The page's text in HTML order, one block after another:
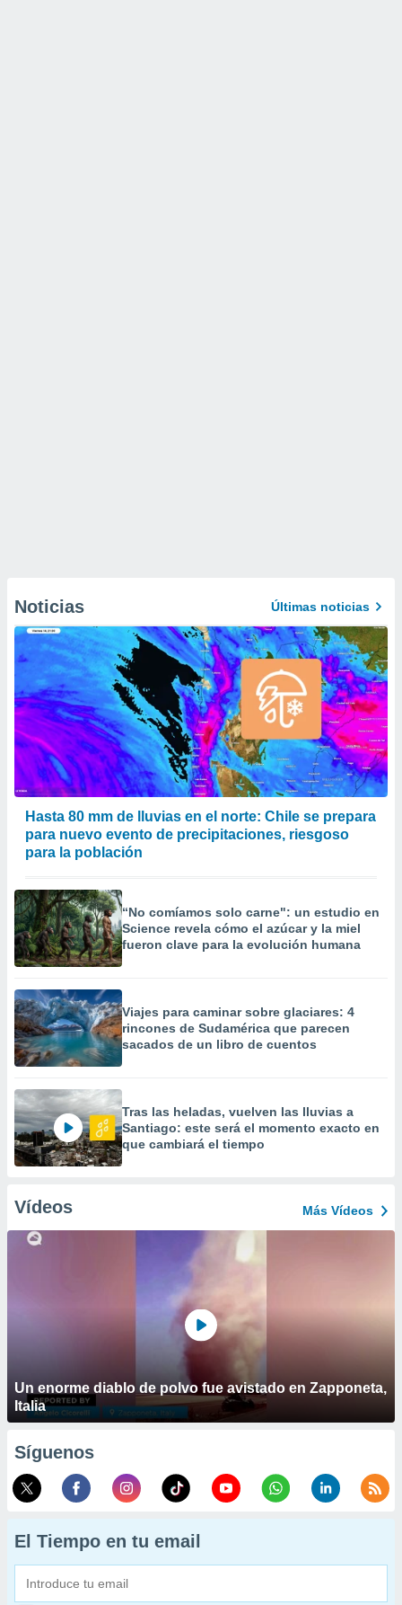
Noticias Últimas noticias
Hasta 80 mm de lluvias en el norte: Chile se prepara
para nuevo evento de precipitaciones, riesgoso
para la población
“No comíamos solo carne": un estudio en
Science revela cómo el azúcar y la miel
fueron clave para la evolución humana
Viajes para caminar sobre glaciares: 4
rincones de Sudamérica que parecen
sacados de un libro de cuentos
Tras las heladas, vuelven las lluvias a
Santiago: este será el momento exacto en
que cambiará el tiempo
Vídeos Más Vídeos
Un enorme diablo de polvo fue avistado en Zapponeta,
Italia
Síguenos
El Tiempo en tu email